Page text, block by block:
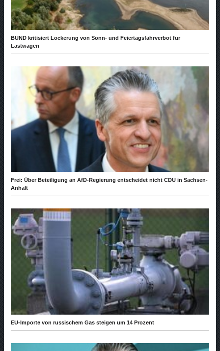
BUND kritisiert Lockerung von Sonn- und Feiertagsfahrverbot für
Lastwagen
Frei: Über Beteiligung an AfD-Regierung entscheidet nicht CDU in Sachsen-
Anhalt
EU-Importe von russischem Gas steigen um 14 Prozent